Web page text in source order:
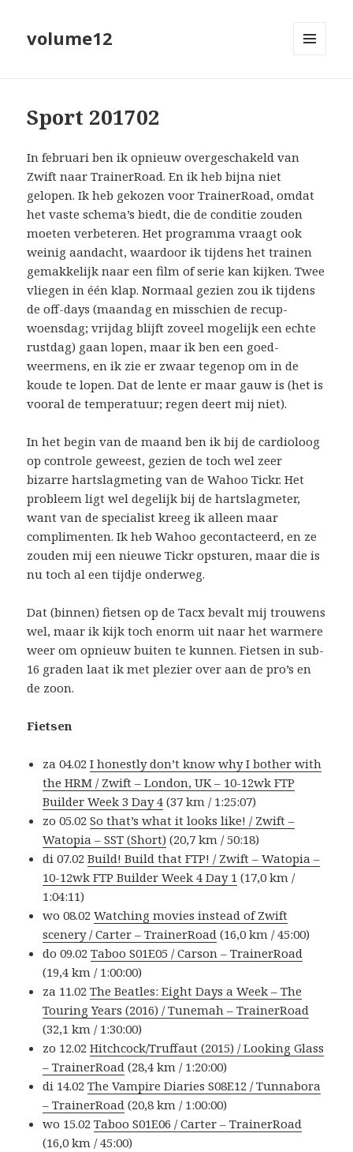
volume12
Sport 201702
In februari ben ik opnieuw overgeschakeld van
Zwift naar TrainerRoad. En ik heb bijna niet
gelopen. Ik heb gekozen voor TrainerRoad, omdat
het vaste schema’s biedt, die de conditie zouden
moeten verbeteren. Het programma vraagt ook
weinig aandacht, waardoor ik tijdens het trainen
gemakkelijk naar een film of serie kan kijken. Twee
vliegen in één klap. Normaal gezien zou ik tijdens
de off-days (maandag en misschien de recup-
woensdag; vrijdag blijft zoveel mogelijk een echte
rustdag) gaan lopen, maar ik ben een goed-
weermens, en ik zie er zwaar tegenop om in de
koude te lopen. Dat de lente er maar gauw is (het is
vooral de temperatuur; regen deert mij niet).
In het begin van de maand ben ik bij de cardioloog
op controle geweest, gezien de toch wel zeer
bizarre hartslagmeting van de Wahoo Tickr. Het
probleem ligt wel degelijk bij de hartslagmeter,
want van de specialist kreeg ik alleen maar
complimenten. Ik heb Wahoo gecontacteerd, en ze
zouden mij een nieuwe Tickr opsturen, maar die is
nu toch al een tijdje onderweg.
Dat (binnen) fietsen op de Tacx bevalt mij trouwens
wel, maar ik kijk toch enorm uit naar het warmere
weer om opnieuw buiten te kunnen. Fietsen in sub-
16 graden laat ik met plezier over aan de pro’s en
de zoon.
Fietsen
za 04.02I honestly don’t know why I bother with
the HRM / Zwift – London, UK – 10-12wk FTP
Builder Week 3 Day 4 (37 km / 1:25:07)
zo 05.02So that’s what it looks like! / Zwift –
Watopia – SST (Short) (20,7 km / 50:18)
di 07.02Build! Build that FTP! / Zwift – Watopia –
10-12wk FTP Builder Week 4 Day 1 (17,0 km /
1:04:11)
wo 08.02Watching movies instead of Zwift
scenery / Carter – TrainerRoad (16,0 km / 45:00)
do 09.02Taboo S01E05 / Carson – TrainerRoad
(19,4 km / 1:00:00)
za 11.02The Beatles: Eight Days a Week – The
Touring Years (2016) / Tunemah – TrainerRoad
(32,1 km / 1:30:00)
zo 12.02Hitchcock/Truffaut (2015) / Looking Glass
– TrainerRoad (28,4 km / 1:20:00)
di 14.02The Vampire Diaries S08E12 / Tunnabora
– TrainerRoad (20,8 km / 1:00:00)
wo 15.02Taboo S01E06 / Carter – TrainerRoad
(16,0 km / 45:00)